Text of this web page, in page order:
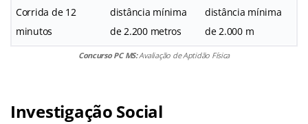
Corrida de 12
minutos
distância mínima
de 2.200 metros
distância mínima
de 2.000 m
Concurso PC MS:Avaliação de Aptidão Física
Investigação Social